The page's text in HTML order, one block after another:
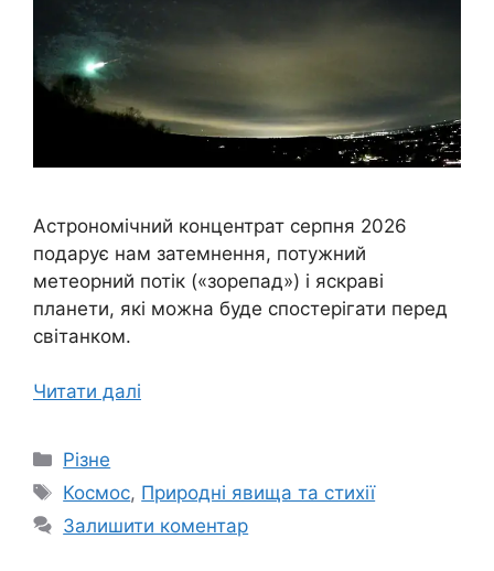
Астрономічний концентрат серпня 2026
подарує нам затемнення, потужний
метеорний потік («зорепад») і яскраві
планети, які можна буде спостерігати перед
світанком.
Читати далі
Категорії
Різне
Позначки
Космос, Природні явища та стихії
Залишити коментар